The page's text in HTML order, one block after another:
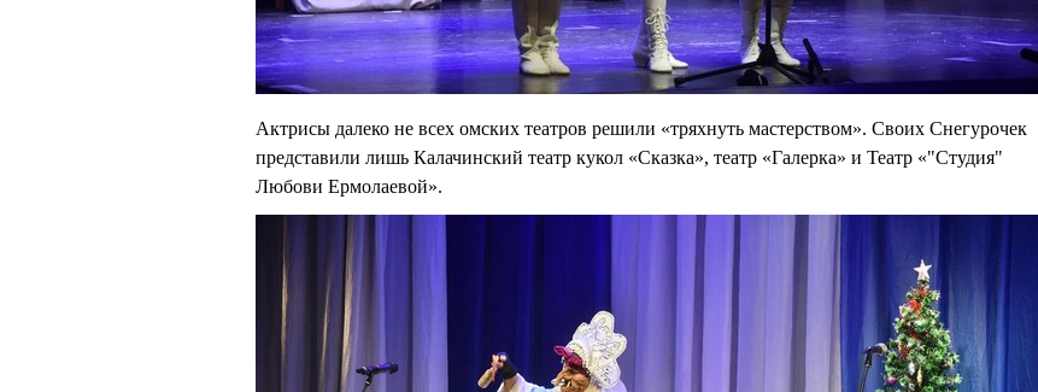
Актрисы далеко не всех омских театров решили «тряхнуть мастерством». Своих Снегурочек
представили лишь Калачинский театр кукол «Сказка», театр «Галерка» и Театр «"Студия"
Любови Ермолаевой».